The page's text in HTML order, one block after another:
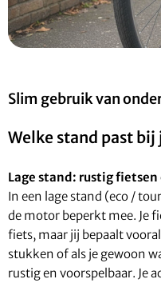
Slim gebruik van
Welke stand past
Lage stand: rustig fietsen
In een lage stand (eco /
de motor beperkt mee. Je
fiets, maar jij bepaalt
stukken of als je gewoon
rustig en voorspelbaar. Je